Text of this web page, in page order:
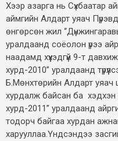
Хээр азарга нь Сүхбаатар
аймгийн Алдарт уяач
өнгөрсөн жил
уралдаанд соёолон үрээ
наадамд хүүхэдгүй 9-т
хурд-2010” уралдаанд
Б.Мөнхтөрийн Алдарт уяач
хурдалж байсан ба хэдхэн
хурд-2011” уралдаанд
тодорч байгаа хурдан
харууллаа.Үндсэндээ